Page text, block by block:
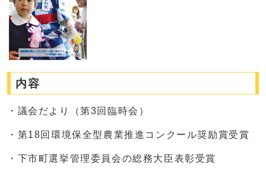
内容
・議会だより（第3回臨時会）
・第18回環境保全型農業推進コンクール奨励賞受賞
・下市町選挙管理委員会の総務大臣表彰受賞